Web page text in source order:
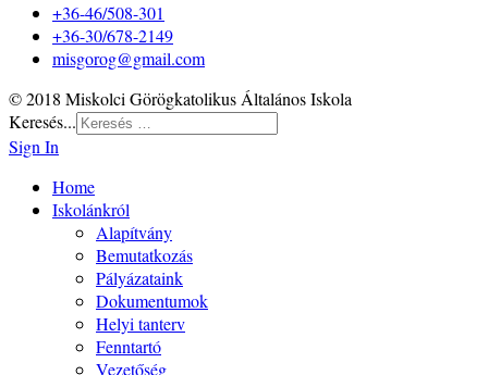
+36-46/508-301
+36-30/678-2149
misgorog@gmail.com
© 2018 Miskolci Görögkatolikus Általános Iskola
Keresés...
Sign In
Home
Iskolánkról
Alapítvány
Bemutatkozás
Pályázataink
Dokumentumok
Helyi tanterv
Fenntartó
Vezetőség